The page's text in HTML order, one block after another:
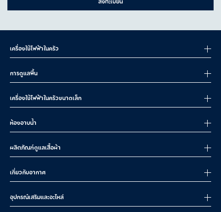
เครื่องใช้ไฟฟ้าในครัว
การดูแลพื้น
เครื่องใช้ไฟฟ้าในครัวขนาดเล็ก
ห้องอาบน้ำ
ผลิตภัณฑ์ดูแลเสื้อผ้า
เกี่ยวกับอากาศ
อุปกรณ์เสริมและอะไหล่